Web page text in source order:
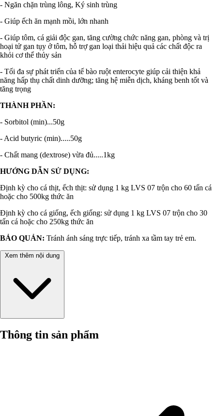
- Ngăn chặn trùng lông, Ký sinh trùng
- Giúp ếch ăn mạnh mồi, lớn nhanh
- Giúp tôm, cá giải độc gan, tăng cường chức năng gan, phòng và trị
hoại tử gan tụy ở tôm, hỗ trợ gan loại thải hiệu quả các chất độc ra
khỏi cơ thể thủy sản
- Tối đa sự phát triển của tế bào ruột enterocyte giúp cải thiện khả
năng hấp thụ chất dinh dưỡng; tăng hệ miễn dịch, kháng benh tốt và
tăng trọng
THÀNH PHẦN:
- Sorbitol (min)...50g
- Acid butyric (min).....50g
- Chất mang (dextrose) vừa đủ.....1kg
HƯỚNG DẪN SỬ DỤNG:
Định kỳ cho cá thịt, ếch thịt: sử dụng 1 kg LVS 07 trộn cho 60 tấn cá
hoặc cho 500kg thức ăn
Định kỳ cho cá giống, ếch giống: sử dụng 1 kg LVS 07 trộn cho 30
tấn cá hoặc cho 250kg thức ăn
BẢO QUẢN: Tránh ánh sáng trực tiếp, tránh xa tầm tay trẻ em.
Xem thêm nội dung
Thông tin sản phẩm